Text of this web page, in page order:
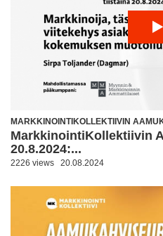
MARKKINOINTIKOLLEKTIIVIN
MarkkinointiKollektiivin
20.8.2024:...
2226 views 20.08.2024